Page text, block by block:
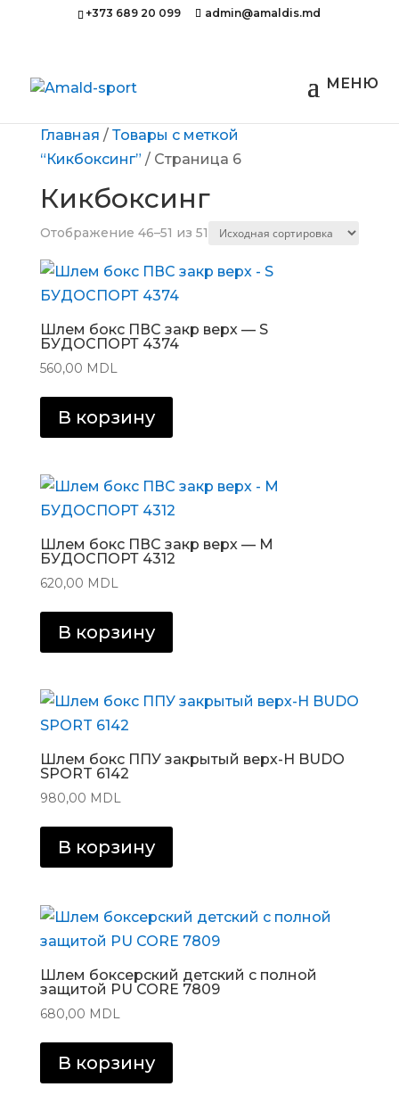
+373 689 20 099 admin@amaldis.md
Главная / Товары с меткой
“Кикбоксинг” / Страница 6
Кикбоксинг
Отображение 46–51 из 51
Шлем бокс ПВС закр верх — S
БУДОСПОРТ 4374
560,00 MDL
В корзину
Шлем бокс ПВС закр верх — М
БУДОСПОРТ 4312
620,00 MDL
В корзину
Шлем бокс ППУ закрытый верх-H BUDO
SPORT 6142
980,00 MDL
В корзину
Шлем боксерский детский с полной
защитой PU CORE 7809
680,00 MDL
В корзину